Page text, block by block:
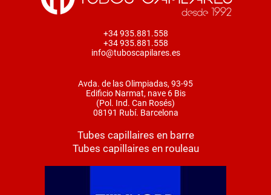
+34 935.881.558
+34 935.881.558
info@tuboscapilares.es
Avda. de las Olimpiadas, 93-95
Edificio Narmat, nave 6 Bis
(Pol. Ind. Can Rosés)
08191 Rubí. Barcelona
Tubes capillaires en barre
Tubes capillaires en rouleau